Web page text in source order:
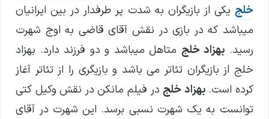
خلج یکی از بازیگران به شدت پر طرفدار در بین ایرانیان
میباشد که در بازی در نقش آقای قاضی به اوج شهرت
رسید. بهزاد خلج متاهل میباشد و دو فرزند دارد. بهزاد
خلج از بازیگران تئاتر می باشد و بازیگری را از تئاتر آغاز
کرده است. بهزاد خلجدر فیلم مانکن در نقش وکیل کتی
توانست به یک شهرت نسبی برسد. این شهرت در آقای